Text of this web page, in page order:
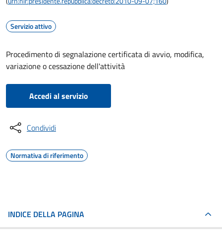
Servizio attivo
Procedimento di segnalazione certificata di avvio, modifica,
variazione o cessazione dell'attività
Accedi al servizio
Condividi
Normativa di riferimento
INDICE DELLA PAGINA